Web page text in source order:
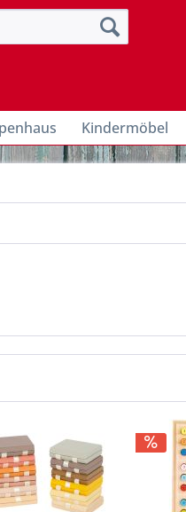
Kindermöbel